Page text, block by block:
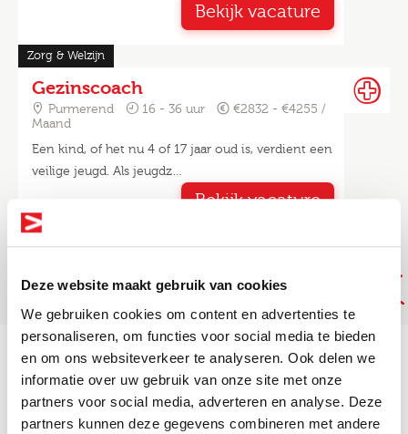
Deze website maakt gebruik van cookies
We gebruiken cookies om content en advertenties te
personaliseren, om functies voor social media te bieden
en om ons websiteverkeer te analyseren. Ook delen we
informatie over uw gebruik van onze site met onze
partners voor social media, adverteren en analyse. Deze
partners kunnen deze gegevens combineren met andere
Bekijk vacature
Zorg & Welzijn
Gezinscoach
Purmerend 16 - 36 uur
€2832 - €4255 /
Maand
Een kind, of het nu 4 of 17 jaar oud is, verdient een
veilige jeugd. Als jeugdz…
Bekijk vacature
Altijd als 1e op de hoogte van de
nieuwste vacatures als je een job